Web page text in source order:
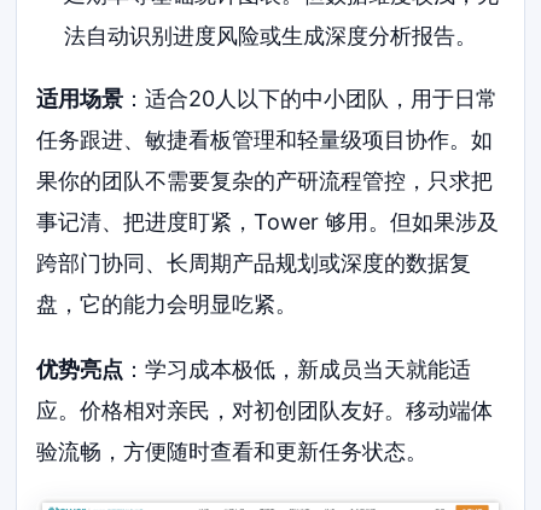
法自动识别进度风险或生成深度分析报告。
适用场景 ：适合20人以下的中小团队，用于日常
任务跟进、敏捷看板管理和轻量级项目协作。如
果你的团队不需要复杂的产研流程管控，只求把
事记清、把进度盯紧，Tower 够用。但如果涉及
跨部门协同、长周期产品规划或深度的数据复
盘，它的能力会明显吃紧。
优势亮点 ：学习成本极低，新成员当天就能适
应。价格相对亲民，对初创团队友好。移动端体
验流畅，方便随时查看和更新任务状态。